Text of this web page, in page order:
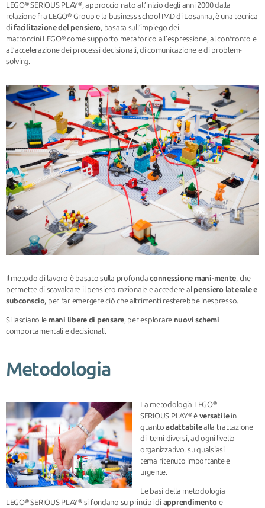
LEGO® SERIOUS PLAY®, approccio nato all’inizio degli anni 2000 dalla
relazione fra LEGO® Group e la business school IMD di Losanna, è una tecnica
di facilitazione del pensiero, basata sull’impiego dei
mattoncini LEGO® come supporto metaforico all’espressione, al confronto e
all’accelerazione dei processi decisionali, di comunicazione e di problem-
solving.
Il metodo di lavoro è basato sulla profondaconnessione mani-mente, che
permette di scavalcare il pensiero razionale e accedere al pensiero laterale e
subconscio, per far emergere ciò che altrimenti resterebbe inespresso.
Si lasciano le mani libere di pensare, per esplorare nuovi schemi
comportamentali e decisionali.
Metodologia
La metodologia LEGO®
SERIOUS PLAY® è versatilein
quantoadattabilealla trattazione
di temi diversi, ad ogni livello
organizzativo, su qualsiasi
tema ritenuto importante e
urgente.
Le basi della metodologia
LEGO® SERIOUS PLAY® si fondano su principi di apprendimento e